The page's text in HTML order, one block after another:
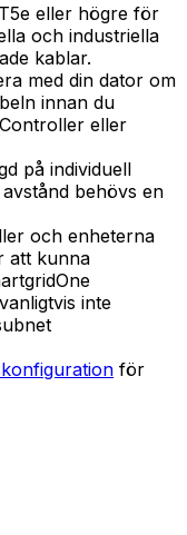
eller högre för
och industriella
kablar.
med din dator om
innan du
Controller eller
på individuell
behövs en
och enheterna
att kunna
inte
för